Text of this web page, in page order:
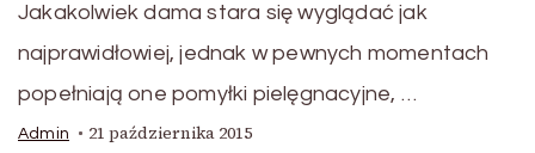
Jakakolwiek dama stara się wyglądać jak
najprawidłowiej, jednak w pewnych momentach
popełniają one pomyłki pielęgnacyjne, …
Admin 21 października 2015